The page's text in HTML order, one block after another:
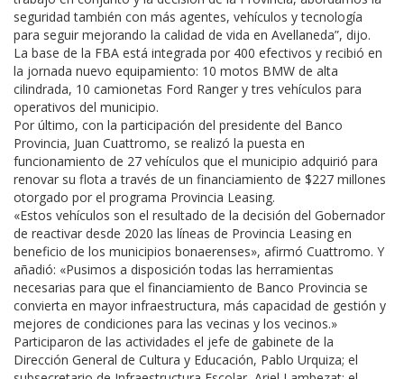
seguridad también con más agentes, vehículos y tecnología
para seguir mejorando la calidad de vida en Avellaneda”, dijo.
La base de la FBA está integrada por 400 efectivos y recibió en
la jornada nuevo equipamiento: 10 motos BMW de alta
cilindrada, 10 camionetas Ford Ranger y tres vehículos para
operativos del municipio.
Por último, con la participación del presidente del Banco
Provincia, Juan Cuattromo, se realizó la puesta en
funcionamiento de 27 vehículos que el municipio adquirió para
renovar su flota a través de un financiamiento de $227 millones
otorgado por el programa Provincia Leasing.
«Estos vehículos son el resultado de la decisión del Gobernador
de reactivar desde 2020 las líneas de Provincia Leasing en
beneficio de los municipios bonaerenses», afirmó Cuattromo. Y
añadió: «Pusimos a disposición todas las herramientas
necesarias para que el financiamiento de Banco Provincia se
convierta en mayor infraestructura, más capacidad de gestión y
mejores de condiciones para las vecinas y los vecinos.»
Participaron de las actividades el jefe de gabinete de la
Dirección General de Cultura y Educación, Pablo Urquiza; el